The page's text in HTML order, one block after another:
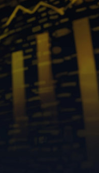
ートな取引
and Smart